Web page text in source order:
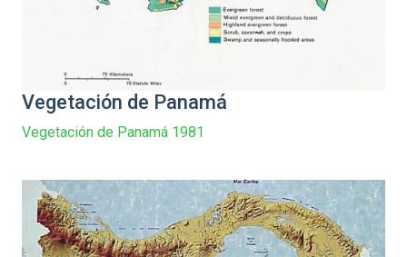
Vegetación de Panamá
Vegetación de Panamá 1981